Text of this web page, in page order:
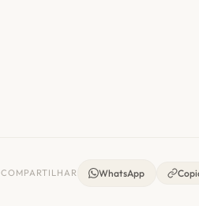
COMPARTILHAR WhatsApp